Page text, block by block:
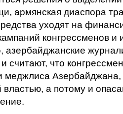
армянская диаспора
уходят на
конгрессменов и
азербайджанские
считают, что
меджлиса Азербайджана,
властью, а потому и